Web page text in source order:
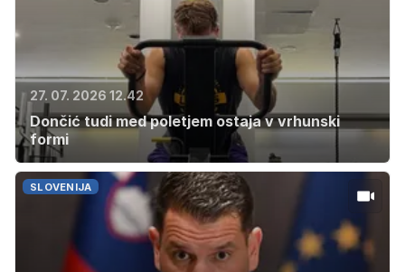
27. 07. 2026 12.42
Dončić tudi med poletjem ostaja v vrhunski
formi
SLOVENIJA